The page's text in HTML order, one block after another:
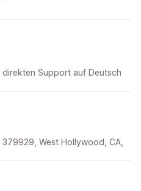
Support auf Deutsch
West Hollywood, CA,